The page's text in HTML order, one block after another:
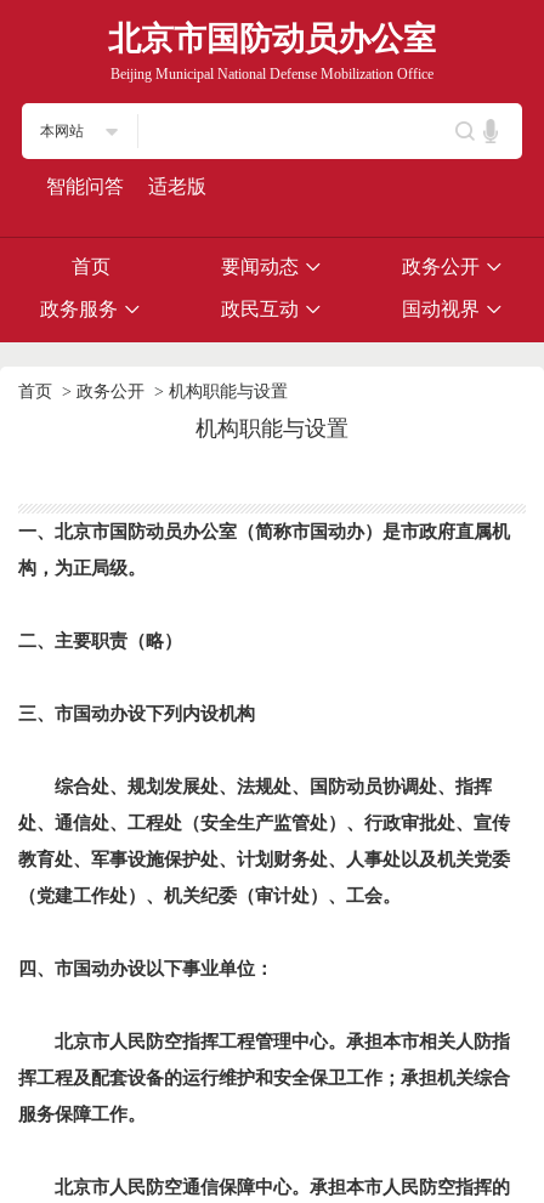
北京市国防动员办公室
Beijing Municipal National Defense Mobilization Office
本网站
智能问答 适老版
首页 要闻动态 政务公开
政务服务 政民互动 国动视界
首页 > 政务公开 > 机构职能与设置
机构职能与设置
一、北京市国防动员办公室（简称市国动办）是市政府直属机
构，为正局级。
二、主要职责（略）
三、市国动办设下列内设机构
综合处、规划发展处、法规处、国防动员协调处、指挥
处、通信处、工程处（安全生产监管处）、行政审批处、宣传
教育处、军事设施保护处、计划财务处、人事处以及机关党委
（党建工作处）、机关纪委（审计处）、工会。
四、市国动办设以下事业单位：
北京市人民防空指挥工程管理中心。 承担本市相关人防指
挥工程及配套设备的运行维护和安全保卫工作；承担机关综合
服务保障工作。
北京市人民防空通信保障中心。 承担本市人民防空指挥的